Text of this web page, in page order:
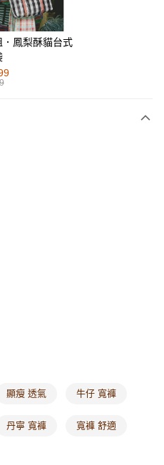
免運費
免運費
免運費
免運費
)免運費
查看運費
．鳳梨酥貓台式
顯瘦 透氣 牛仔 寬褲
丹寧 寬褲 寬褲 舒適